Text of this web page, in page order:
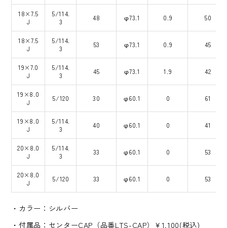
18×7.5
J
5/114.
3
48 φ73.1 0.9 50
18×7.5
J
5/114.
3
53 φ73.1 0.9 45
19×7.0
J
5/114.
3
45 φ73.1 1.9 42
19×8.0
J
5/120 30 φ60.1 0 61
19×8.0
J
5/114.
3
40 φ60.1 0 41
20×8.0
J
5/114.
3
33 φ60.1 0 53
20×8.0
J
5/120 33 φ60.1 0 53
カラー：シルバー
付属品：センターCAP（品番LTS-CAP）￥1,100(税込)